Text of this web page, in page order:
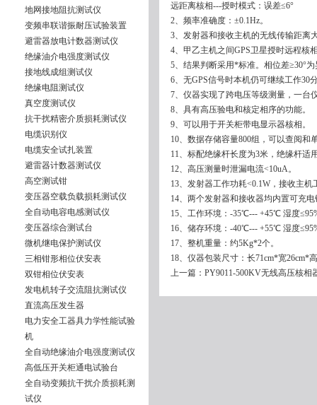
地网接地阻抗测试仪
变频串联谐振耐压试验装置
避雷器放电计数器测试仪
绝缘油介电强度测试仪
接地线成组测试仪
绝缘电阻测试仪
真空度测试仪
抗干扰精密介质损耗测试仪
电缆识别仪
电缆安全试扎装置
避雷器计数器测试仪
高空测试钳
变压器空载负载损耗测试仪
全自动电容电感测试仪
变压器综合测试台
微机继电保护测试仪
三相钳形相位伏安表
双钳相位伏安表
发电机转子交流阻抗测试仪
直流高压发生器
电力安全工器具力学性能试验
机
全自动绝缘油介电强度测试仪
高低压开关柜通电试验台
全自动变频抗干扰介质损耗测
试仪
远距离核相---授时模式：误差≤6°
2、频率准确度：±0.1Hz。
3、发射器和接收主机的无线传输距离
4、甲乙主机之间GPS卫星授时远程核
5、结果判断采用*标准。相位差≥30°
6、无GPS信号时本机仍可继续工作30
7、仪器实现了跨电压等级测量，一台
8、具有高压验电和核定相序的功能。
9、可以用于开关柜带电显示器核相。
10、数据存储容量800组，可以查阅和
11、标配绝缘杆长度为3米，绝缘杆适
12、高压测量时泄漏电流<10uA。
13、发射器工作功耗<0.1W，接收主机
14、两个发射器和接收器均内置可充
15、工作环境：-35℃--- +45℃ 湿度
16、储存环境：-40℃--- +55℃ 湿度
17、整机重量：约5Kg*2个。
18、仪器包装尺寸：长71cm*宽26cm*
上一篇： PY9011-500KV无线高压核相